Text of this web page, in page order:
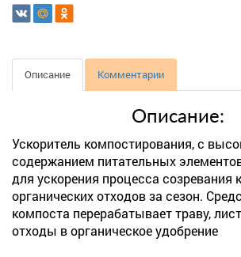
Описание Комментарии
Описание:
Ускоритель компостирования, с
содержанием питательных
для ускорения процесса созревания
органических отходов за сезон.
компоста перерабатывает траву,
отходы в органическое удобрение